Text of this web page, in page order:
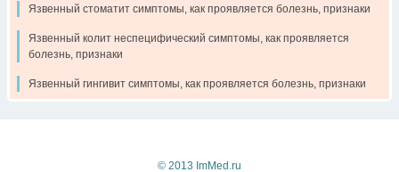
Язвенный стоматит симптомы, как проявляется болезнь, признаки
Язвенный колит неспецифический симптомы, как проявляется
болезнь, признаки
Язвенный гингивит симптомы, как проявляется болезнь, признаки
© 2013 ImMed.ru